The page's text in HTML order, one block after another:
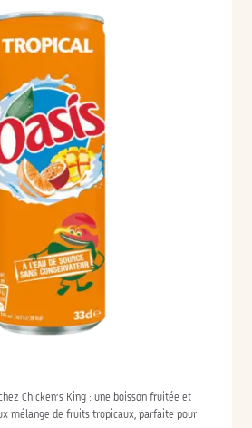
Chicken’s King : une boisson fruitée et
mélange de fruits tropicaux, parfaite pour